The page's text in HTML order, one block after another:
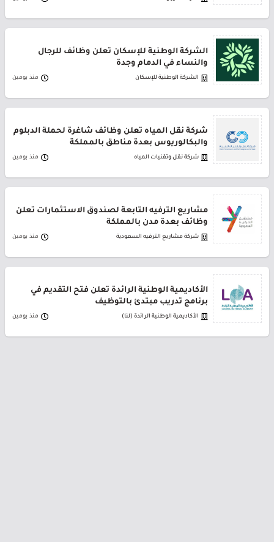
الشركة الوطنية للإسكان تعلن وظائف للرجال
والنساء في الدمام وجدة
الشركة الوطنية للإسكان منذ يومين
شركة نقل المياه تعلن وظائف شاغرة لحملة الدبلوم
والبكالوريوس بعدة مناطق بالمملكة
شركة نقل وتقنيات المياه منذ يومين
مشاريع الترفيه التابعة لصندوق الاستثمارات تعلن
وظائف بعدة مدن بالمملكة
شركة مشاريع الترفيه السعودية منذ يومين
الأكاديمية الوطنية الرائدة تعلن فتح التقديم في
برنامج تدريب مبتدئ بالتوظيف
الأكاديمية الوطنية الرائدة (لنا) منذ يومين